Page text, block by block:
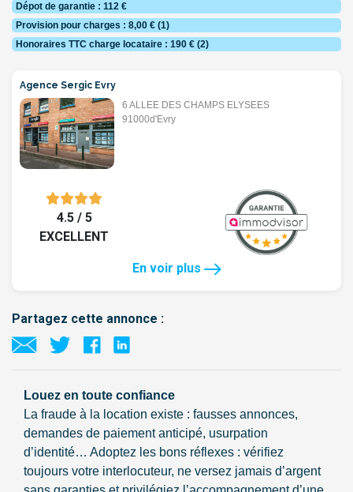
Dépot de garantie : 112 €
Provision pour charges : 8,00 € (1)
Honoraires TTC charge locataire : 190 € (2)
Agence Sergic Evry
6 ALLEE DES CHAMPS ELYSEES
91000d'Evry
4.5 / 5
EXCELLENT
En voir plus
Partagez cette annonce :
Louez en toute confiance
La fraude à la location existe : fausses annonces,
demandes de paiement anticipé, usurpation
d’identité… Adoptez les bons réflexes : vérifiez
toujours votre interlocuteur, ne versez jamais d’argent